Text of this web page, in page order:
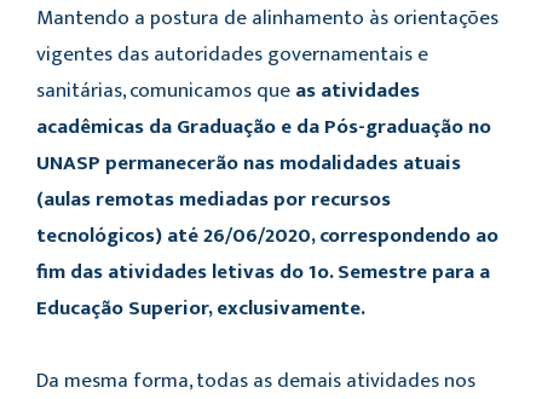
Mantendo a postura de alinhamento às orientações
vigentes das autoridades governamentais e
sanitárias, comunicamos queas atividades
acadêmicas da Graduação e da Pós-graduação no
UNASP permanecerão nas modalidades atuais
(aulas remotas mediadas por recursos
tecnológicos) até 26/06/2020, correspondendo ao
fim das atividades letivas do 1o. Semestre para a
Educação Superior, exclusivamente.
Da mesma forma, todas as demais atividades nos